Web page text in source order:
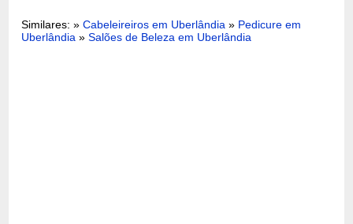
Similares: »Cabeleireiros em Uberlândia » Pedicure em
Uberlândia »Salões de Beleza em Uberlândia